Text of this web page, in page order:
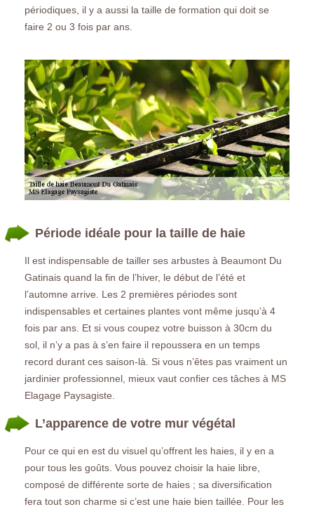
périodiques, il y a aussi la taille de formation qui doit se
faire 2 ou 3 fois par ans.
Période idéale pour la taille de haie
Il est indispensable de tailler ses arbustes à Beaumont Du
Gatinais quand la fin de l’hiver, le début de l’été et
l’automne arrive. Les 2 premières périodes sont
indispensables et certaines plantes vont même jusqu’à 4
fois par ans. Et si vous coupez votre buisson à 30cm du
sol, il n’y a pas à s’en faire il repoussera en un temps
record durant ces saison-là. Si vous n’êtes pas vraiment un
jardinier professionnel, mieux vaut confier ces tâches à MS
Elagage Paysagiste.
L’apparence de votre mur végétal
Pour ce qui en est du visuel qu’offrent les haies, il y en a
pour tous les goûts. Vous pouvez choisir la haie libre,
composé de différente sorte de haies ; sa diversification
fera tout son charme si c’est une haie bien taillée. Pour les